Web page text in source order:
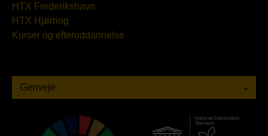
HTX Frederikshavn
HTX Hjørring
Kurser og efteruddannelse
Genveje